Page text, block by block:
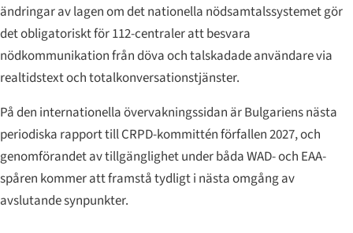
ändringar av lagen om det nationella nödsamtalssystemet gör
det obligatoriskt för 112-centraler att besvara
nödkommunikation från döva och talskadade användare via
realtidstext och totalkonversationstjänster.
På den internationella övervakningssidan är Bulgariens nästa
periodiska rapport till CRPD-kommittén förfallen 2027, och
genomförandet av tillgänglighet under båda WAD- och EAA-
spåren kommer att framstå tydligt i nästa omgång av
avslutande synpunkter.